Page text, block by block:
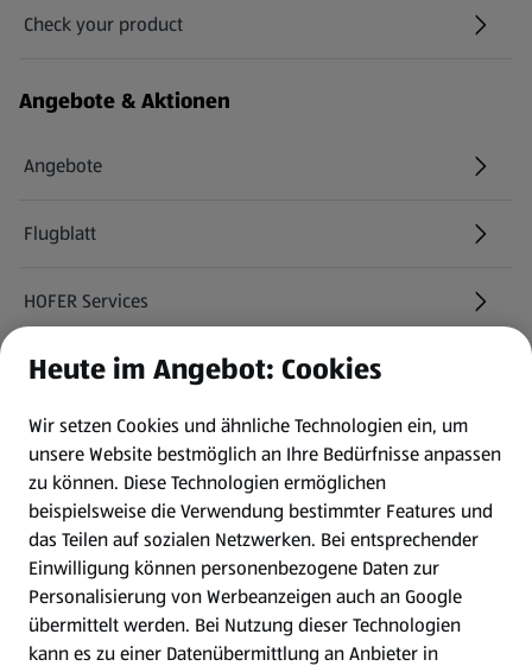
Check your product
(öffnet in einem neuen Tab)
Angebote & Aktionen
Angebote
Flugblatt
HOFER Services
Newsletter
WhatsApp
Gewinnspiele
Mein HOFER. Meine Einkäufe.
Meine Meinung. Mein HOFER.
Heute im Angebot: Cookies
Wir setzen Cookies und ähnliche Technologien ein, um
unsere Website bestmöglich an Ihre Bedürfnisse anpassen
zu können. Diese Technologien ermöglichen
beispielsweise die Verwendung bestimmter Features und
das Teilen auf sozialen Netzwerken. Bei entsprechender
Einwilligung können personenbezogene Daten zur
Personalisierung von Werbeanzeigen auch an Google
übermittelt werden. Bei Nutzung dieser Technologien
kann es zu einer Datenübermittlung an Anbieter in